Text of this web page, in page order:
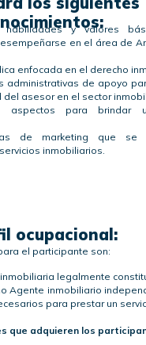
habilidades y valores
en el área de
enfocada en el derecho
administrativas de apoyo
del asesor en el sector
aspectos para brindar
de marketing que se
inmobiliarios.
ocupacional:
el participante son:
legalmente
Agente inmobiliario
para prestar un
que adquieren los